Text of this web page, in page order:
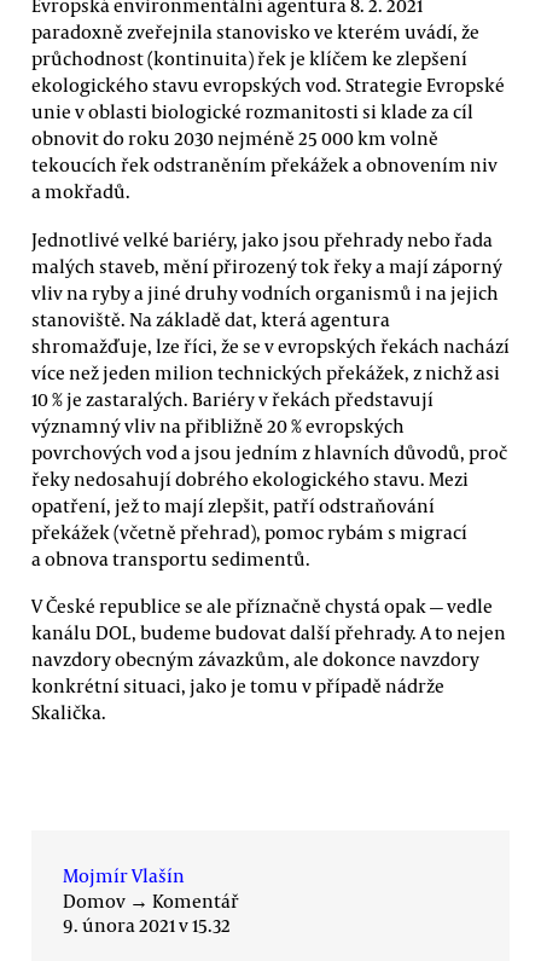
Evropská environmentální agentura 8. 2. 2021
paradoxně zveřejnila stanovisko ve kterém uvádí, že
průchodnost (kontinuita) řek je klíčem ke zlepšení
ekologického stavu evropských vod. Strategie Evropské
unie v oblasti biologické rozmanitosti si klade za cíl
obnovit do roku 2030 nejméně 25 000 km volně
tekoucích řek odstraněním překážek a obnovením niv
a mokřadů.
Jednotlivé velké bariéry, jako jsou přehrady nebo řada
malých staveb, mění přirozený tok řeky a mají záporný
vliv na ryby a jiné druhy vodních organismů i na jejich
stanoviště. Na základě dat, která agentura
shromažďuje, lze říci, že se v evropských řekách nachází
více než jeden milion technických překážek, z nichž asi
10 % je zastaralých. Bariéry v řekách představují
významný vliv na přibližně 20 % evropských
povrchových vod a jsou jedním z hlavních důvodů, proč
řeky nedosahují dobrého ekologického stavu. Mezi
opatření, jež to mají zlepšit, patří odstraňování
překážek (včetně přehrad), pomoc rybám s migrací
a obnova transportu sedimentů.
V České republice se ale příznačně chystá opak — vedle
kanálu DOL, budeme budovat další přehrady. A to nejen
navzdory obecným závazkům, ale dokonce navzdory
konkrétní situaci, jako je tomu v případě nádrže
Skalička.
Mojmír Vlašín
Domov → Komentář
9. února 2021 v 15.32